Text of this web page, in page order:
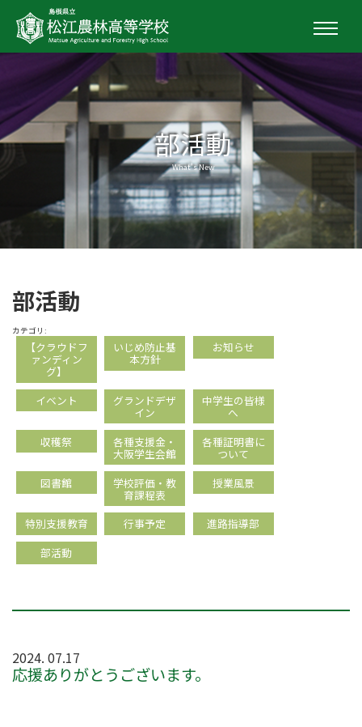
部活動
What's New
部活動
カテゴリ:
【クラウドフ
ァンディン
グ】
いじめ防止基
本方針
お知らせ
イベント グランドデザ
イン
中学生の皆様
へ
収穫祭
各種支援金・
大阪学生会館
各種証明書に
ついて
図書館
学校評価・教
育課程表
授業風景
特別支援教育 行事予定
進路指導部
部活動
2024. 07.17
応援ありがとうございます。